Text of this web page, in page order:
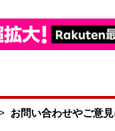
お問い合わせやご意